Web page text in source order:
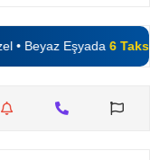
• Beyaz Eşyada6 Taksit•